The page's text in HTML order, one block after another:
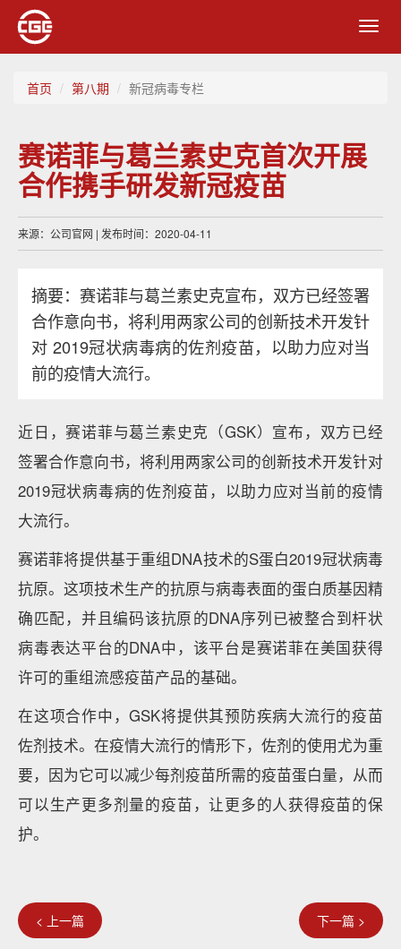
首页 第八期 新冠病毒专栏
赛诺菲与葛兰素史克首次开展
合作携手研发新冠疫苗
来源：公司官网 | 发布时间：2020-04-11
摘要：赛诺菲与葛兰素史克宣布，双方已经签署
合作意向书，将利用两家公司的创新技术开发针
对 2019冠状病毒病的佐剂疫苗，以助力应对当
前的疫情大流行。
近日，赛诺菲与葛兰素史克（GSK）宣布，双方已经
签署合作意向书，将利用两家公司的创新技术开发针对
2019冠状病毒病的佐剂疫苗，以助力应对当前的疫情
大流行。
赛诺菲将提供基于重组DNA技术的S蛋白2019冠状病毒
抗原。这项技术生产的抗原与病毒表面的蛋白质基因精
确匹配，并且编码该抗原​​的DNA序列已被整合到杆状
病毒表达平台的DNA中，该平台是赛诺菲在美国获得
许可的重组流感疫苗产品的基础。
在这项合作中，GSK将提供其预防疾病大流行的疫苗
佐剂技术。在疫情大流行的情形下，佐剂的使用尤为重
要，因为它可以减少每剂疫苗所需的疫苗蛋白量，从而
可以生产更多剂量的疫苗，让更多的人获得疫苗的保
护。
< 上一篇 下一篇 >